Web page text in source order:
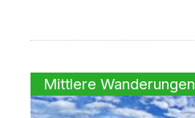
Mittlere Wanderungen